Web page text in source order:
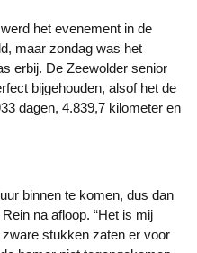
maar zondag was het
erbij. De Zeewolder senior
bijgehouden, alsof het de
dagen, 4.839,7 kilometer en
na afloop. “Het is mij
stukken zaten er voor